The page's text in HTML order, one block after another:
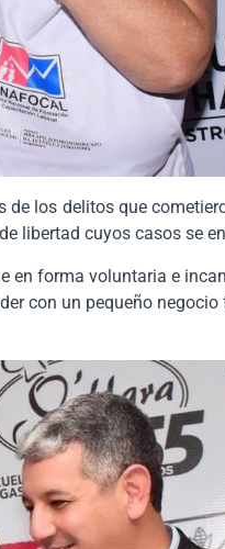
los delitos que
libertad cuyos casos se
en forma voluntaria e
con un pequeño